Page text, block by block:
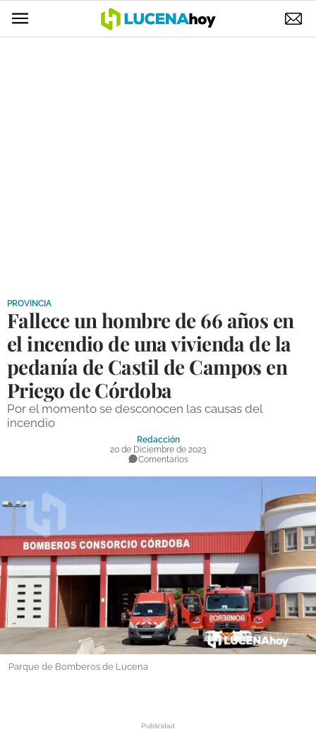
DEPORTES
COMPETICIONES
DEPORTE BASE
OPINIÓN
VENTANA CIUDADANA
CÓRDOBA
PROVINCIA
SUBBÉTICA HOY
SALUD
OBRAS
NECROLÓGICAS
GALERÍAS
PROVINCIA
Fallece un hombre de 66 años en
el incendio de una vivienda de la
pedanía de Castil de Campos en
Priego de Córdoba
Por el momento se desconocen las causas del
incendio
Redacción
20 de Diciembre de 2023
Comentarios
Parque de Bomberos de Lucena